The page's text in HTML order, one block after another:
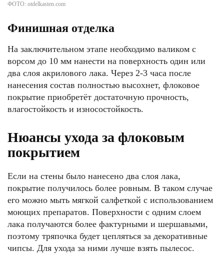
ФОТО: otdelkasten.com
Финишная отделка
На заключительном этапе необходимо валиком с
ворсом до 10 мм нанести на поверхность один или
два слоя акрилового лака. Через 2-3 часа после
нанесения состав полностью высохнет, флоковое
покрытие приобретёт достаточную прочность,
влагостойкость и износостойкость.
Нюансы ухода за флоковым
покрытием
Если на стены было нанесено два слоя лака,
покрытие получилось более ровным. В таком случае
его можно мыть мягкой салфеткой с использованием
моющих препаратов. Поверхности с одним слоем
лака получаются более фактурными и шершавыми,
поэтому тряпочка будет цепляться за декоративные
чипсы. Для ухода за ними лучше взять пылесос.